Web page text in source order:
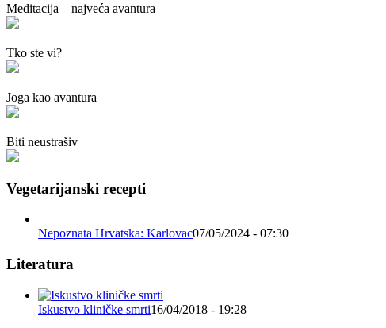
Meditacija – najveća avantura
Tko ste vi?
Joga kao avantura
Biti neustrašiv
Vegetarijanski recepti
Nepoznata Hrvatska: Karlovac07/05/2024 - 07:30
Literatura
Iskustvo kliničke smrti16/04/2018 - 19:28